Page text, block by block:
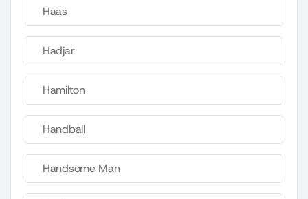
Haas
Hadjar
Hamilton
Handball
Handsome Man